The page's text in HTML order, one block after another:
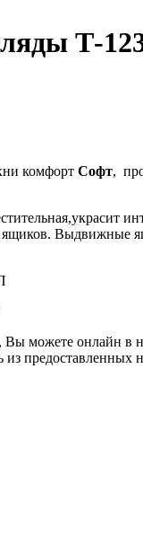
Т-
комфорт Софт,
Выдвижные
можете онлайн в
предоставленных